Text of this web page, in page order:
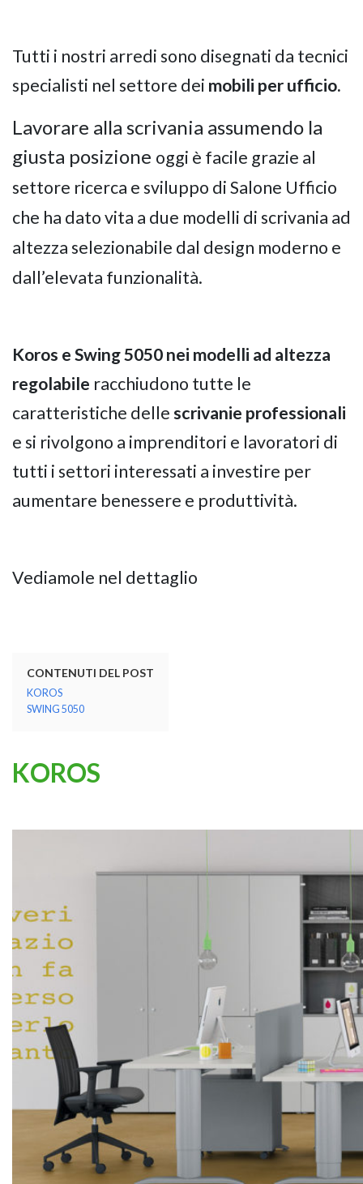
Tutti i nostri arredi sono disegnati da tecnici
specialisti nel settore dei mobili per ufficio.
Lavorare alla scrivania assumendo la
giusta posizione oggi è facile grazie al
settore ricerca e sviluppo di Salone Ufficio
che ha dato vita a due modelli di scrivania ad
altezza selezionabile dal design moderno e
dall’elevata funzionalità.
Koros e Swing 5050 nei modelli ad altezza
regolabile racchiudono tutte le
caratteristiche dellescrivanie professionali
e si rivolgono a imprenditori e lavoratori di
tutti i settori interessati a investire per
aumentare benessere e produttività.
Vediamole nel dettaglio
CONTENUTI DEL POST
KOROS
SWING 5050
KOROS